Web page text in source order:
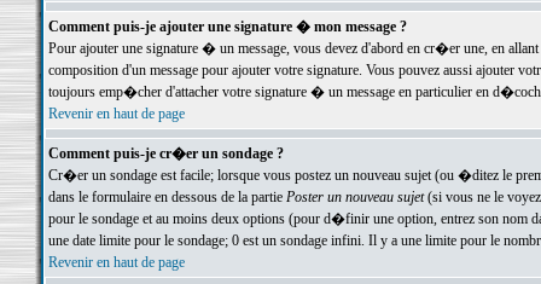
Comment puis-je ajouter une signature � mon message ?
Pour ajouter une signature � un message, vous devez d'abord en cr�er une, en
composition d'un message pour ajouter votre signature. Vous pouvez aussi ajouter
toujours emp�cher d'attacher votre signature � un message en particulier en
Revenir en haut de page
Comment puis-je cr�er un sondage ?
Cr�er un sondage est facile; lorsque vous postez un nouveau sujet (ou �ditez le
dans le formulaire en dessous de la partie Poster un nouveau sujet(si vous ne le voyez
pour le sondage et au moins deux options (pour d�finir une option, entrez son nom
une date limite pour le sondage; 0 est un sondage infini. Il y a une limite pour le
Revenir en haut de page